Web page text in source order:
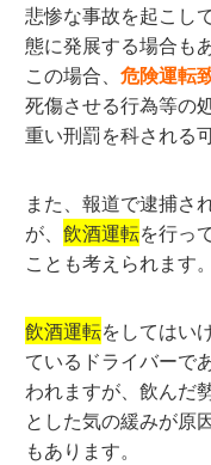
悲惨な事故を起こし
態に発展する場合も
この場合、危険運転
死傷させる行為等の
重い刑罰を科される
また、報道で逮捕さ
が、飲酒運転を行っ
ことも考えられます。
飲酒運転をしてはい
ているドライバーで
われますが、飲んだ
とした気の緩みが原
もあります。